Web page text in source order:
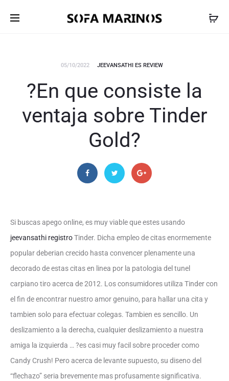
05/10/2022 JEEVANSATHI ES REVIEW
?En que consiste la
ventaja sobre Tinder
Gold?
Si buscas apego online, es muy viable que estes usando
jeevansathi registroTinder. Dicha empleo de citas enormemente
popular deberian crecido hasta convencer plenamente una
decorado de estas citas en linea por la patologi­a del tunel
carpiano tiro acerca de 2012. Los consumidores utiliza Tinder con
el fin de encontrar nuestro amor genuino, para hallar una cita y
tambien solo para efectuar colegas. Tambien es sencillo. Un
deslizamiento a la derecha, cualquier deslizamiento a nuestra
amiga la izquierda … ?es casi muy facil sobre proceder como
Candy Crush! Pero acerca de levante supuesto, su diseno del
“flechazo” seri­a brevemente mas profusamente significativa.